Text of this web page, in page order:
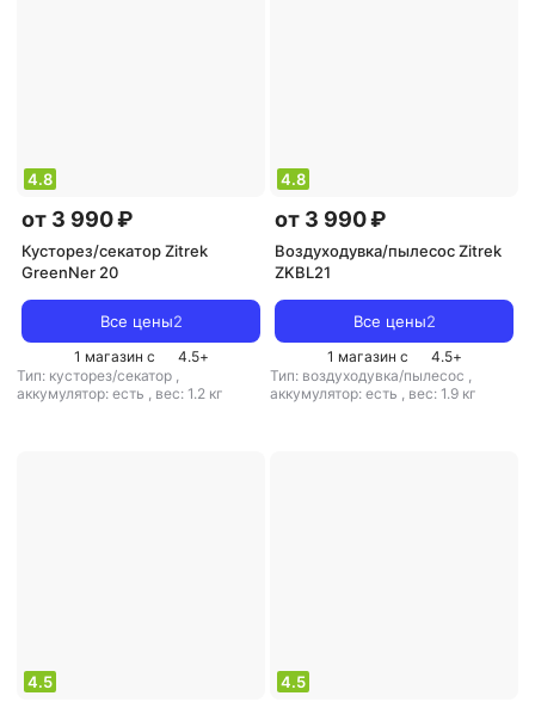
4.8
от 3 990 ₽
Кусторез/секатор Zitrek
GreenNer 20
Все цены2
1 магазин с 4.5+
Тип: кусторез/секатор ,
аккумулятор: есть , вес: 1.2 кг
4.8
от 3 990 ₽
Воздуходувка/пылесос Zitrek
ZKBL21
Все цены2
1 магазин с 4.5+
Тип: воздуходувка/пылесос ,
аккумулятор: есть , вес: 1.9 кг
4.5 4.5